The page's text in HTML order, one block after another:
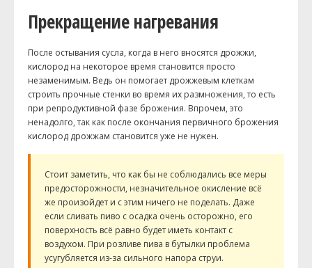
Прекращение нагревания
После остывания сусла, когда в него вносятся дрожжи,
кислород на некоторое время становится просто
незаменимым. Ведь он помогает дрожжевым клеткам
строить прочные стенки во время их размножения, то есть
при репродуктивной фазе брожения. Впрочем, это
ненадолго, так как после окончания первичного брожения
кислород дрожжам становится уже не нужен.
Стоит заметить, что как бы не соблюдались все меры
предосторожности, незначительное окисление всё
же произойдет и с этим ничего не поделать. Даже
если сливать пиво с осадка очень осторожно, его
поверхность всё равно будет иметь контакт с
воздухом. При розливе пива в бутылки проблема
усугубляется из-за сильного напора струи.